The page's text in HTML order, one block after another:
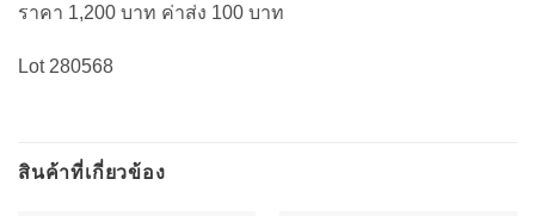
ราคา 1,200 บาท ค่าส่ง 100 บาท
Lot 280568
สินค้าที่เกี่ยวข้อง